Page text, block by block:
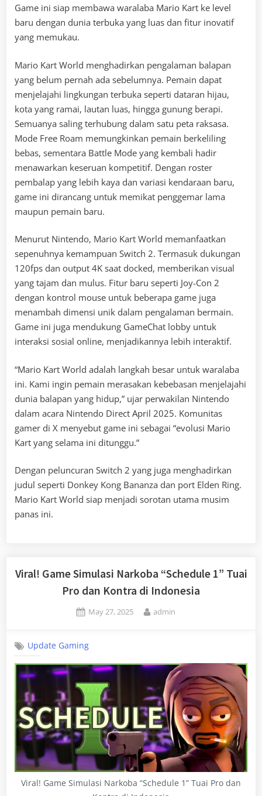
Game ini siap membawa waralaba Mario Kart ke level
baru dengan dunia terbuka yang luas dan fitur inovatif
yang memukau.
Mario Kart World menghadirkan pengalaman balapan
yang belum pernah ada sebelumnya. Pemain dapat
menjelajahi lingkungan terbuka seperti dataran hijau,
kota yang ramai, lautan luas, hingga gunung berapi.
Semuanya saling terhubung dalam satu peta raksasa.
Mode Free Roam memungkinkan pemain berkeliling
bebas, sementara Battle Mode yang kembali hadir
menawarkan keseruan kompetitif. Dengan roster
pembalap yang lebih kaya dan variasi kendaraan baru,
game ini dirancang untuk memikat penggemar lama
maupun pemain baru.
Menurut Nintendo, Mario Kart World memanfaatkan
sepenuhnya kemampuan Switch 2. Termasuk dukungan
120fps dan output 4K saat docked, memberikan visual
yang tajam dan mulus. Fitur baru seperti Joy-Con 2
dengan kontrol mouse untuk beberapa game juga
menambah dimensi unik dalam pengalaman bermain.
Game ini juga mendukung GameChat lobby untuk
interaksi sosial online, menjadikannya lebih interaktif.
“Mario Kart World adalah langkah besar untuk waralaba
ini. Kami ingin pemain merasakan kebebasan menjelajahi
dunia balapan yang hidup,” ujar perwakilan Nintendo
dalam acara Nintendo Direct April 2025. Komunitas
gamer di X menyebut game ini sebagai “evolusi Mario
Kart yang selama ini ditunggu.”
Dengan peluncuran Switch 2 yang juga menghadirkan
judul seperti Donkey Kong Bananza dan port Elden Ring.
Mario Kart World siap menjadi sorotan utama musim
panas ini.
Viral! Game Simulasi Narkoba “Schedule 1” Tuai
Pro dan Kontra di Indonesia
Posted
May 27, 2025 By
admin
Update Gaming
Viral! Game Simulasi Narkoba “Schedule 1” Tuai Pro dan